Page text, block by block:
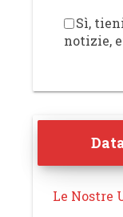
Sì,
notizie,
Le Nostre